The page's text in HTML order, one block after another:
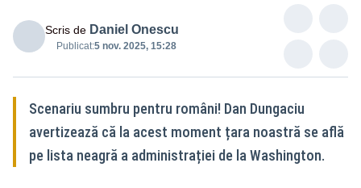
Scris de Daniel Onescu
Publicat:5 nov. 2025, 15:28
Scenariu sumbru pentru români! Dan Dungaciu
avertizează că la acest moment țara noastră se află
pe lista neagră a administrației de la Washington.